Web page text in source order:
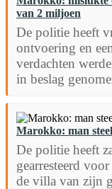
van 2 miljoen
De politie heeft
ontvoering en
verdachten
in beslag
Marokko: man
De politie heeft
gearresteerd
de villa van zijn